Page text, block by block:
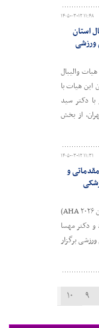
۱۴۰۵-۰۳-۱۲ ۱۱:۴۸
استان
ورزشی
والیبال
این هیات با
دکتر سید
از بخش
۱۴۰۵-۰۳-۱۲ ۱۱:۳۱
و
کارگاه احیاء قلبی ریوی مقدماتی و پیشرفته (طبق گایدلاین AHA ۲۰۲۶)
و دکتر مهسا
برگزار
۹
۱۰